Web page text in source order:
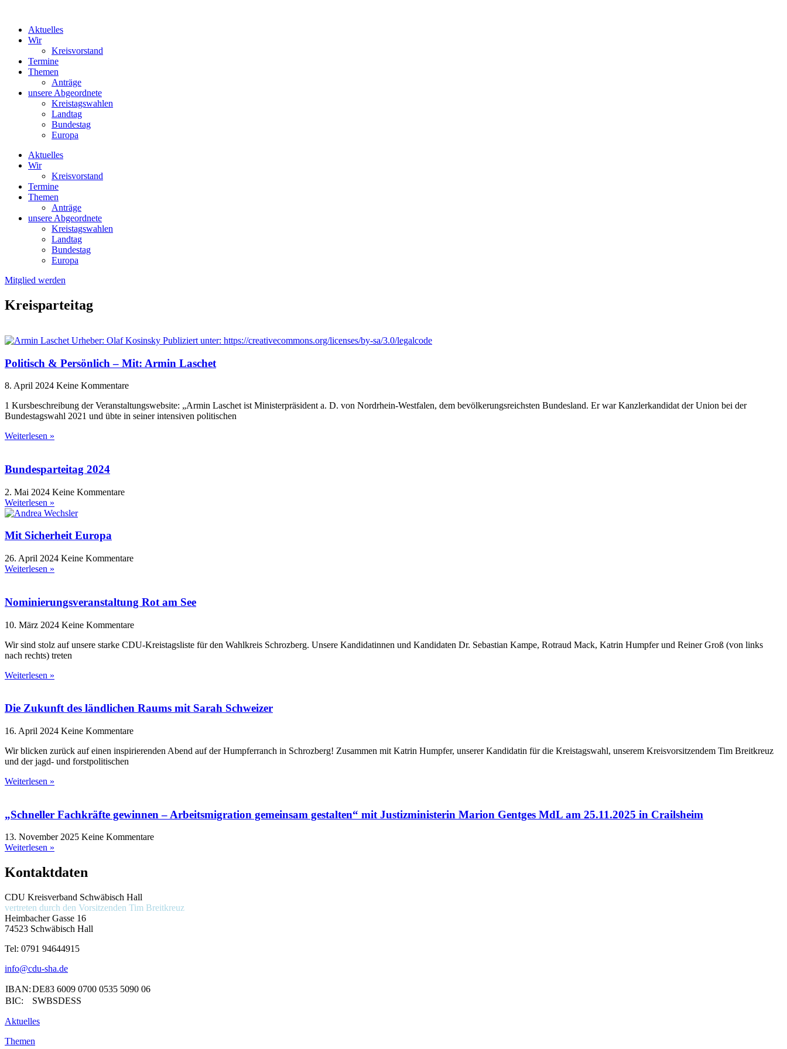
springenAktuelles
Wir
Kreisvorstand
Termine
Themen
Anträge
unsere Abgeordnete
Kreistagswahlen
Landtag
Bundestag
Europa
Aktuelles
Wir
Kreisvorstand
Termine
Themen
Anträge
unsere Abgeordnete
Kreistagswahlen
Landtag
Bundestag
Europa
Mitglied werden
Kreisparteitag
Politisch & Persönlich – Mit: Armin Laschet
8. April 2024 Keine Kommentare
1 Kursbeschreibung der Veranstaltungswebsite: „Armin Laschet ist Ministerpräsident a. D. von Nordrhein-Westfalen, dem bevölkerungsreichsten Bundesland. Er war Kanzlerkandidat der Union bei der
Bundestagswahl 2021 und übte in seiner intensiven politischen
Weiterlesen »
Bundesparteitag 2024
2. Mai 2024 Keine Kommentare
Weiterlesen »
Mit Sicherheit Europa
26. April 2024 Keine Kommentare
Weiterlesen »
Nominierungsveranstaltung Rot am See
10. März 2024 Keine Kommentare
Wir sind stolz auf unsere starke CDU-Kreistagsliste für den Wahlkreis Schrozberg. Unsere Kandidatinnen und Kandidaten Dr. Sebastian Kampe, Rotraud Mack, Katrin Humpfer und Reiner Groß (von links
nach rechts) treten
Weiterlesen »
Die Zukunft des ländlichen Raums mit Sarah Schweizer
16. April 2024 Keine Kommentare
Wir blicken zurück auf einen inspirierenden Abend auf der Humpferranch in Schrozberg! Zusammen mit Katrin Humpfer, unserer Kandidatin für die Kreistagswahl, unserem Kreisvorsitzendem Tim Breitkreuz
und der jagd- und forstpolitischen
Weiterlesen »
„Schneller Fachkräfte gewinnen – Arbeitsmigration gemeinsam gestalten“ mit Justizministerin Marion Gentges MdL am 25.11.2025 in Crailsheim
13. November 2025 Keine Kommentare
Weiterlesen »
Kontaktdaten
CDU Kreisverband Schwäbisch Hall
vertreten durch den Vorsitzenden Tim Breitkreuz
Heimbacher Gasse 16
74523 Schwäbisch Hall
Tel: 0791 94644915
info@cdu-sha.de
IBAN:DE83 6009 0700 0535 5090 06
BIC:
SWBSDESS
Aktuelles
Themen